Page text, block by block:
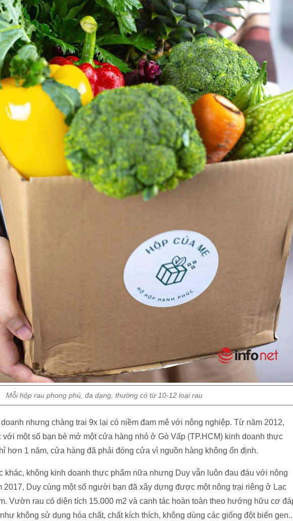
Mỗi hộp rau phong phú, đa dạng, thường có từ 10-12 loại rau
nhưng chàng trai 9x lại có niềm đam mê với nông nghiệp. Từ năm 2012,
một số bạn bè mở một cửa hàng nhỏ ở Gò Vấp (TP.HCM) kinh doanh thực
hơn 1 năm, cửa hàng đã phải đóng cửa vì nguồn hàng không ổn định.
khác, không kinh doanh thực phẩm nữa nhưng Duy vẫn luôn đau đáu với nông
Duy cùng một số người bạn đã xây dựng được một nông trại riêng ở Lạc
Vườn rau có diện tích 15.000 m2 và canh tác hoàn toàn theo hướng hữu cơ
không sử dụng hóa chất, chất kích thích, không dùng các giống đột biến